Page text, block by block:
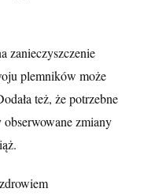
zanieczyszczenie
plemników może
też, że potrzebne
obserwowane zmiany